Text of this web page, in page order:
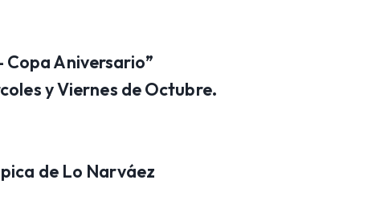
Aniversario”
y Viernes de Octubre.
de Lo Narváez